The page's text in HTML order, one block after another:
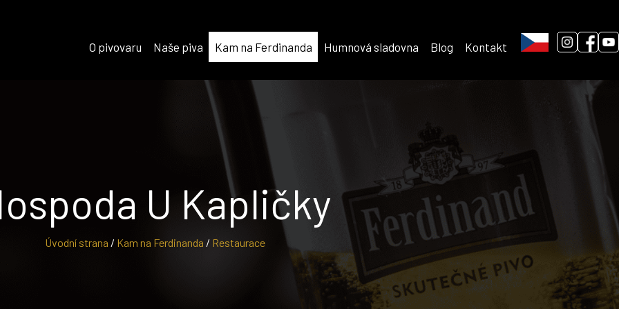
O pivovaru Naše piva Kam na Ferdinanda Humnová sladovna Blog Kontakt
Úvodní strana / Kam na Ferdinanda / Restaurace
U Kapličky